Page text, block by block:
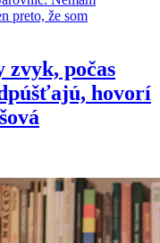
zvyk, počas
hovorí